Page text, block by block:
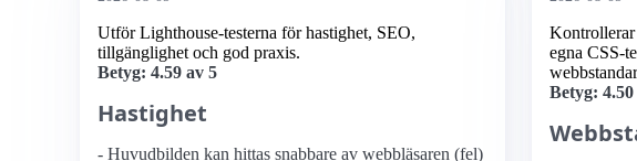
Utför Lighthouse-testerna för hastighet, SEO,
tillgänglighet och god praxis.
Betyg: 4.59 av 5
Hastighet
- Huvudbilden kan hittas snabbare av webbläsaren (fel)
egna CSS-
Betyg: 4.50